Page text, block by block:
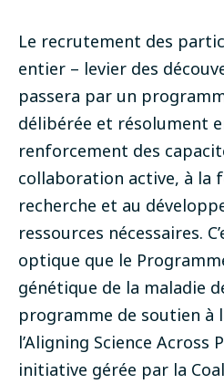
Le recrutement des
entier – levier des
passera par un
délibérée et résolument
renforcement des
collaboration active, à la
recherche et au
ressources nécessaires.
optique que le
génétique de la maladie
programme de soutien à
l’Aligning Science Across
initiative gérée par la